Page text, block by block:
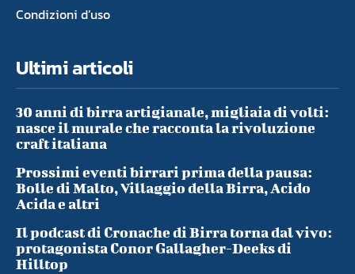
Condizioni d’uso
Ultimi articoli
30 anni di birra artigianale, migliaia di volti:
nasce il murale che racconta la rivoluzione
craft italiana
Prossimi eventi birrari prima della pausa:
Bolle di Malto, Villaggio della Birra, Acido
Acida e altri
Il podcast di Cronache di Birra torna dal vivo:
protagonista Conor Gallagher-Deeks di
Hilltop